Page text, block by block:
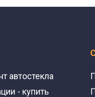
автостекла
- купить